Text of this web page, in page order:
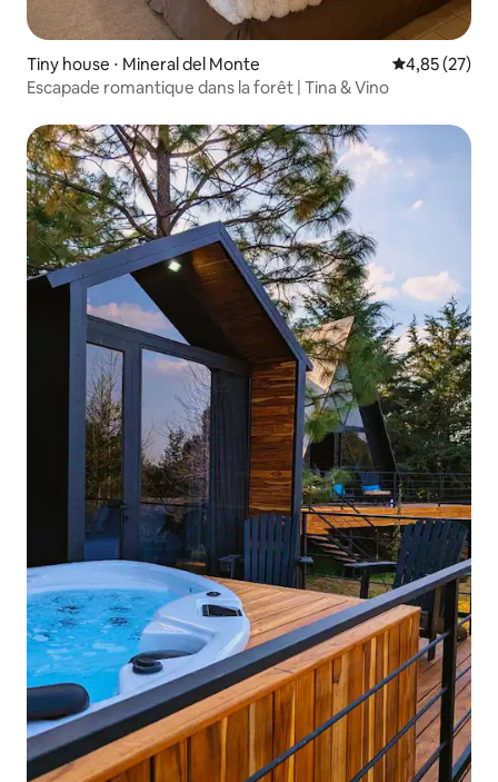
Tiny house ⋅ Mineral del Monte Évaluation
4,85 (27)
Escapade romantique dans la forêt | Tina & Vino